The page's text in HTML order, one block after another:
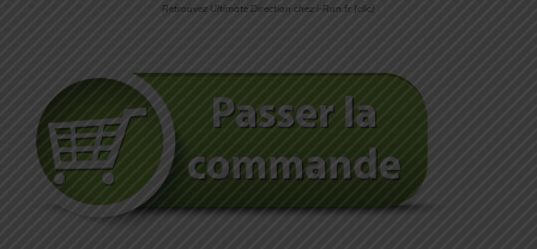
Retrouvez Ultimate Direction chez i-Run.fr (clic)